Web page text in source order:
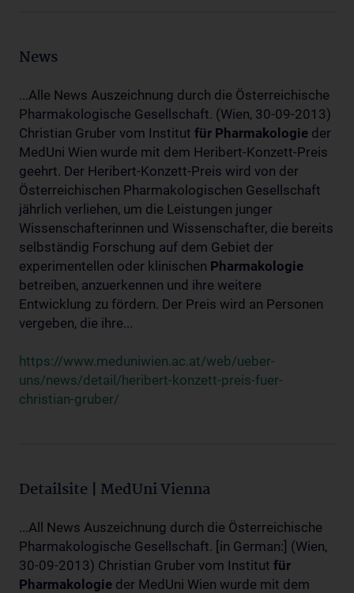
News
...Alle News Auszeichnung durch die Österreichische
Pharmakologische Gesellschaft. (Wien, 30-09-2013)
Christian Gruber vom Institut für Pharmakologie der
MedUni Wien wurde mit dem Heribert-Konzett-Preis
geehrt. Der Heribert-Konzett-Preis wird von der
Österreichischen Pharmakologischen Gesellschaft
jährlich verliehen, um die Leistungen junger
Wissenschafterinnen und Wissenschafter, die bereits
selbständig Forschung auf dem Gebiet der
experimentellen oder klinischen Pharmakologie
betreiben, anzuerkennen und ihre weitere
Entwicklung zu fördern. Der Preis wird an Personen
vergeben, die ihre...
https://www.meduniwien.ac.at/web/ueber-
uns/news/detail/heribert-konzett-preis-fuer-
christian-gruber/
Detailsite | MedUni Vienna
...All News Auszeichnung durch die Österreichische
Pharmakologische Gesellschaft. [in German:] (Wien,
30-09-2013) Christian Gruber vom Institut für
Pharmakologie der MedUni Wien wurde mit dem